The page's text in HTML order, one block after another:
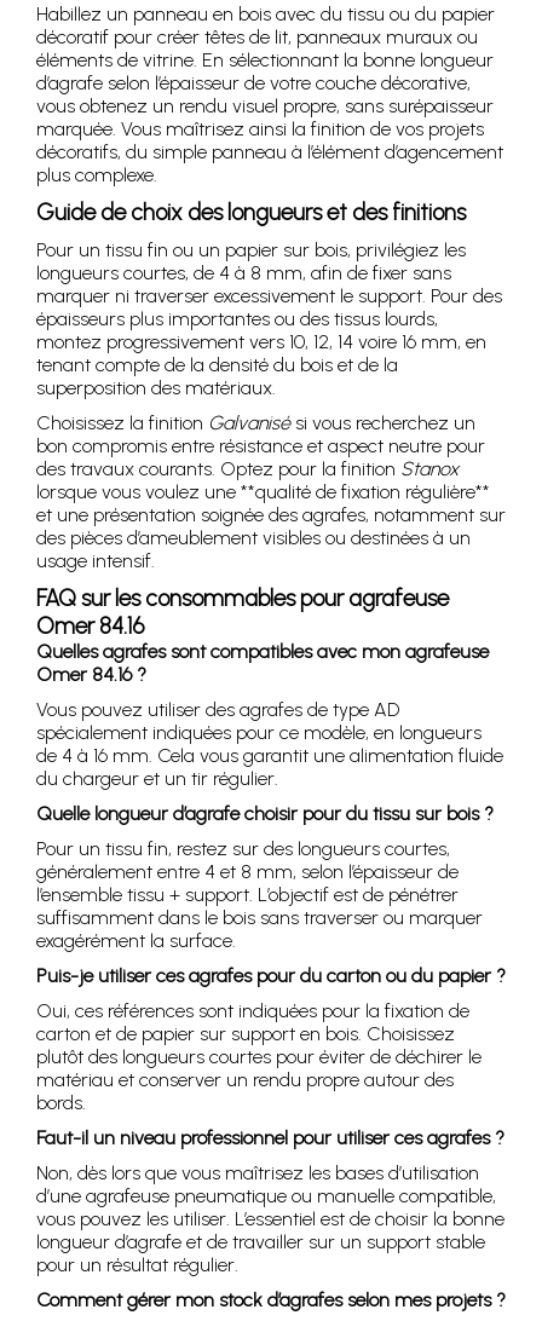
Habillez un panneau en bois avec du tissu ou du papier
décoratif pour créer têtes de lit, panneaux muraux ou
éléments de vitrine. En sélectionnant la bonne longueur
d’agrafe selon l’épaisseur de votre couche décorative,
vous obtenez un rendu visuel propre, sans surépaisseur
marquée. Vous maîtrisez ainsi la finition de vos projets
décoratifs, du simple panneau à l’élément d’agencement
plus complexe.
Guide de choix des longueurs et des finitions
Pour un tissu fin ou un papier sur bois, privilégiez les
longueurs courtes, de 4 à 8 mm, afin de fixer sans
marquer ni traverser excessivement le support. Pour des
épaisseurs plus importantes ou des tissus lourds,
montez progressivement vers 10, 12, 14 voire 16 mm, en
tenant compte de la densité du bois et de la
superposition des matériaux.
Choisissez la finition Galvanisési vous recherchez un
bon compromis entre résistance et aspect neutre pour
des travaux courants. Optez pour la finition Stanox
lorsque vous voulez une **qualité de fixation régulière**
et une présentation soignée des agrafes, notamment sur
des pièces d’ameublement visibles ou destinées à un
usage intensif.
FAQ sur les consommables pour agrafeuse
Omer 84.16
Quelles agrafes sont compatibles avec mon agrafeuse
Omer 84.16 ?
Vous pouvez utiliser des agrafes de type AD
spécialement indiquées pour ce modèle, en longueurs
de 4 à 16 mm. Cela vous garantit une alimentation fluide
du chargeur et un tir régulier.
Quelle longueur d’agrafe choisir pour du tissu sur bois ?
Pour un tissu fin, restez sur des longueurs courtes,
généralement entre 4 et 8 mm, selon l’épaisseur de
l’ensemble tissu + support. L’objectif est de pénétrer
suffisamment dans le bois sans traverser ou marquer
exagérément la surface.
Puis-je utiliser ces agrafes pour du carton ou du papier ?
Oui, ces références sont indiquées pour la fixation de
carton et de papier sur support en bois. Choisissez
plutôt des longueurs courtes pour éviter de déchirer le
matériau et conserver un rendu propre autour des
bords.
Faut-il un niveau professionnel pour utiliser ces agrafes ?
Non, dès lors que vous maîtrisez les bases d’utilisation
d’une agrafeuse pneumatique ou manuelle compatible,
vous pouvez les utiliser. L’essentiel est de choisir la bonne
longueur d’agrafe et de travailler sur un support stable
pour un résultat régulier.
Comment gérer mon stock d’agrafes selon mes projets ?